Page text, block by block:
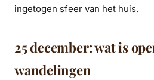
ingetogen sfeer van het huis.
25 december: wat is
wandelingen